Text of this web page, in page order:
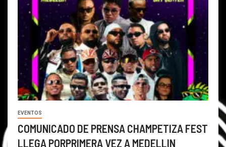
EVENTOS
COMUNICADO DE PRENSA CHAMPETIZA FEST
LLEGA PORPRIMERA VEZ A MEDELLIN